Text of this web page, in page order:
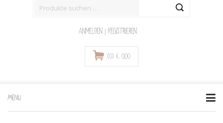
Anmelden | Registrieren
(0) € 0,00
MENU
to